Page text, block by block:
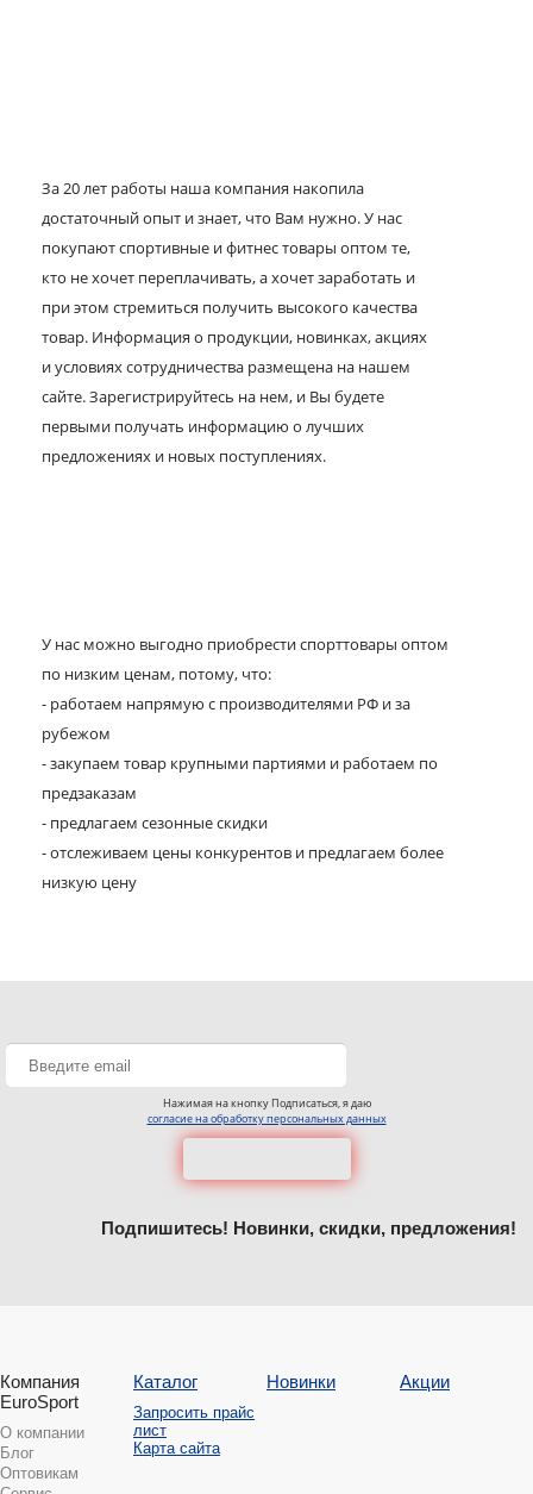
За 20 лет работы наша компания накопила
достаточный опыт и знает, что Вам нужно. У нас
покупают спортивные и фитнес товары оптом те,
кто не хочет переплачивать, а хочет заработать и
при этом стремиться получить высокого качества
товар. Информация о продукции, новинках, акциях
и условиях сотрудничества размещена на нашем
сайте. Зарегистрируйтесь на нем, и Вы будете
первыми получать информацию о лучших
предложениях и новых поступлениях.
У нас можно выгодно приобрести спорттовары оптом
по низким ценам, потому, что:
- работаем напрямую с производителями РФ и за
рубежом
- закупаем товар крупными партиями и работаем по
предзаказам
- предлагаем сезонные скидки
- отслеживаем цены конкурентов и предлагаем более
низкую цену
Нажимая на кнопку Подписаться, я даю
согласие на обработку персональных данных
Подпишитесь! Новинки, скидки, предложения!
Компания
EuroSport
О компании
Блог
Оптовикам
Каталог
Запросить прайс
лист
Карта сайта
Новинки Акции